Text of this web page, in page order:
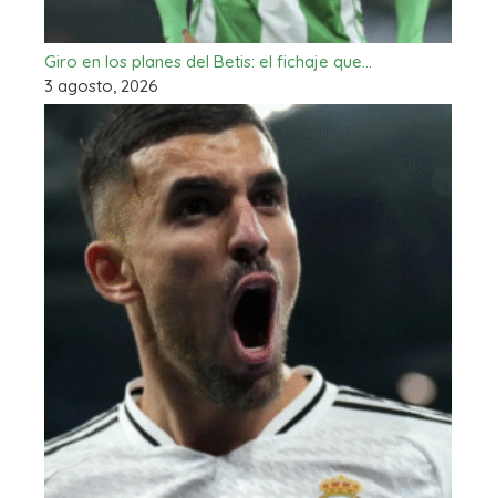
Giro en los planes del Betis: el fichaje que…
3 agosto, 2026